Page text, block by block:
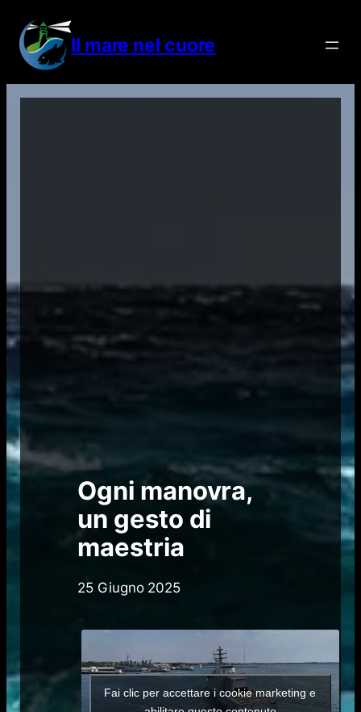
contenuto
Il mare nel cuore
Ogni manovra,
un gesto di
maestria
25 Giugno 2025
Fai clic per accettare i cookie marketing e